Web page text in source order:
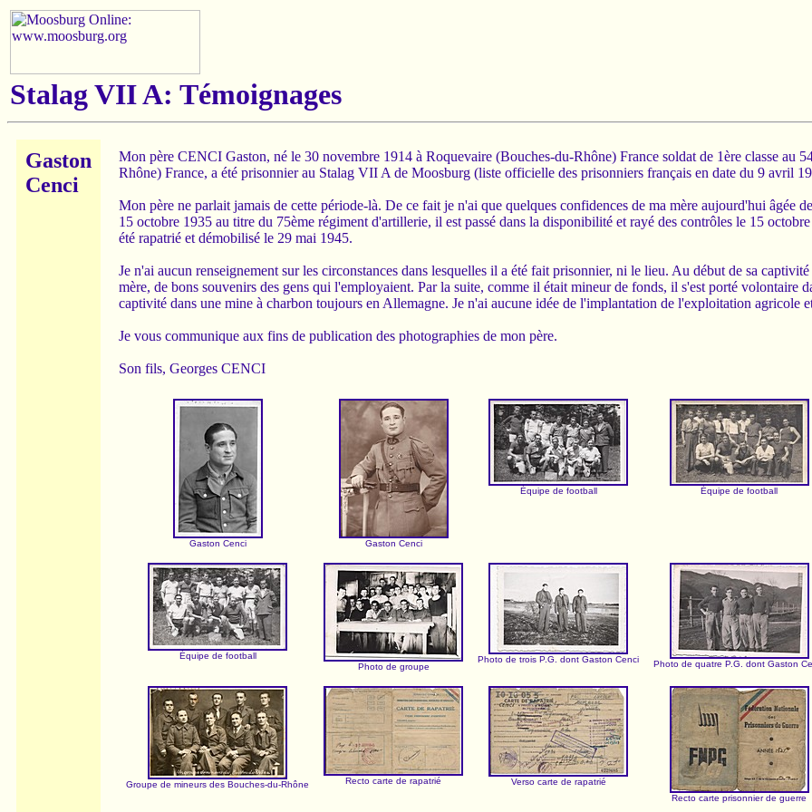
Stalag VII A: Témoignages
Gaston
Cenci
Mon père CENCI Gaston, né le 30 novembre 1914 à Roquevaire (Bouches-du-Rhône) France soldat de 1ère classe au
Rhône) France, a été prisonnier au Stalag VII A de Moosburg (liste officielle des prisonniers français en date du 9 avril
Mon père ne parlait jamais de cette période-là. De ce fait je n'ai que quelques confidences de ma mère aujourd'hui âgée
15 octobre 1935 au titre du 75ème régiment d'artillerie, il est passé dans la disponibilité et rayé des contrôles le 15
été rapatrié et démobilisé le 29 mai 1945.
Je n'ai aucun renseignement sur les circonstances dans lesquelles il a été fait prisonnier, ni le lieu. Au début de sa
mère, de bons souvenirs des gens qui l'employaient. Par la suite, comme il était mineur de fonds, il s'est porté volontaire
captivité dans une mine à charbon toujours en Allemagne. Je n'ai aucune idée de l'implantation de l'exploitation agricole
Je vous communique aux fins de publication des photographies de mon père.
Son fils, Georges CENCI
Gaston Cenci Gaston Cenci
Équipe de football Équipe de football
Équipe de football
Photo de groupe
Photo de trois P.G. dont Gaston Cenci Photo de quatre P.G. dont Gaston
Groupe de mineurs des Bouches-du-Rhône Recto carte de rapatrié
Verso carte de rapatrié
Recto carte prisonnier de guerre